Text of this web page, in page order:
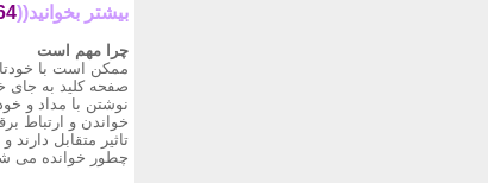
بیشتر بخوانید((64 راهکار برای یادگیری
چرا مهم است
ممکن است با
صفحه کلید به جای
نوشتن با مداد و
خواندن و ارتباط
تاثیر متقابل
چطور خوانده می